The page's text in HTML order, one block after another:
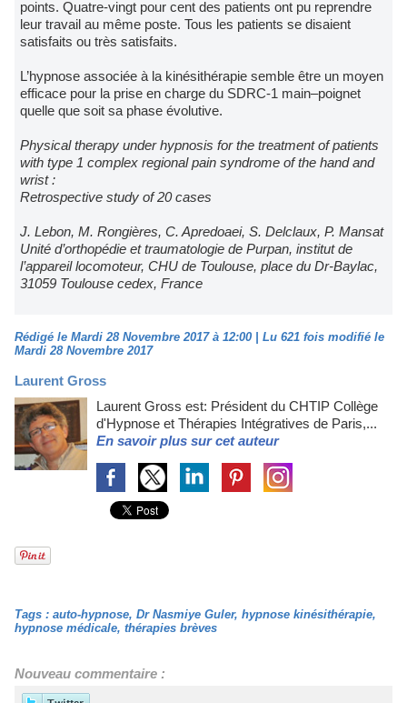
points. Quatre-vingt pour cent des patients ont pu reprendre
leur travail au même poste. Tous les patients se disaient
satisfaits ou très satisfaits.
L’hypnose associée à la kinésithérapie semble être un moyen
efficace pour la prise en charge du SDRC-1 main–poignet
quelle que soit sa phase évolutive.
Physical therapy under hypnosis for the treatment of patients
with type 1 complex regional pain syndrome of the hand and
wrist :
Retrospective study of 20 cases
J. Lebon, M. Rongières, C. Apredoaei, S. Delclaux, P. Mansat
Unité d’orthopédie et traumatologie de Purpan, institut de
l’appareil locomoteur, CHU de Toulouse, place du Dr-Baylac,
31059 Toulouse cedex, France
Rédigé le Mardi 28 Novembre 2017 à 12:00 | Lu 621 fois modifié le
Mardi 28 Novembre 2017
Laurent Gross
Laurent Gross est: Président du CHTIP Collège
d'Hypnose et Thérapies Intégratives de Paris,...
En savoir plus sur cet auteur
Tags : auto-hypnose, Dr Nasmiye Guler, hypnose kinésithérapie,
hypnose médicale, thérapies brèves
Nouveau commentaire :